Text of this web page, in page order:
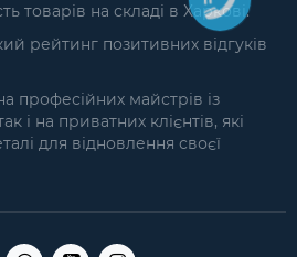
товарів на складі в Харкові.
рейтинг позитивних відгуків
професійних майстрів із
і на приватних клієнтів, які
для відновлення своєї